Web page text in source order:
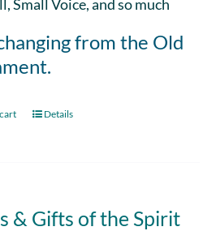
Small Voice, and so much
from the Old
Details
& Gifts of the Spirit